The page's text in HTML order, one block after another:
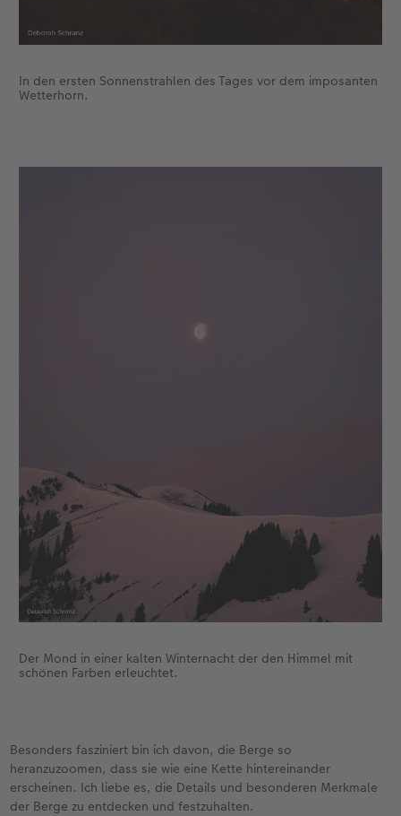
In den ersten Sonnenstrahlen des Tages vor dem imposanten
Wetterhorn.
Der Mond in einer kalten Winternacht der den Himmel mit
schönen Farben erleuchtet.
Besonders fasziniert bin ich davon, die Berge so
heranzuzoomen, dass sie wie eine Kette hintereinander
erscheinen. Ich liebe es, die Details und besonderen Merkmale
der Berge zu entdecken und festzuhalten.